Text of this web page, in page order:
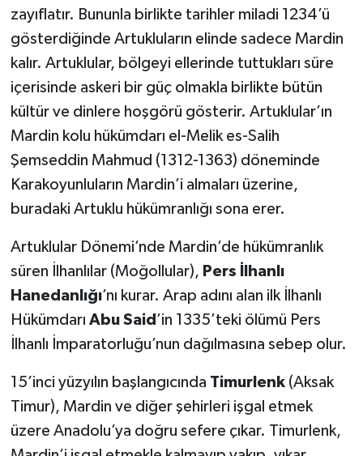
zayıflatır. Bununla birlikte tarihler miladi 1234’ü
gösterdiğinde Artukluların elinde sadece Mardin
kalır. Artuklular, bölgeyi ellerinde tuttukları süre
içerisinde askeri bir güç olmakla birlikte bütün
kültür ve dinlere hoşgörü gösterir. Artuklular’ın
Mardin kolu hükümdarı el-Melik es-Salih
Şemseddin Mahmud (1312-1363) döneminde
Karakoyunluların Mardin’i almaları üzerine,
buradaki Artuklu hükümranlığı sona erer.
Artuklular Dönemi’nde Mardin’de hükümranlık
süren İlhanlılar (Moğollular), Pers İlhanlı
Hanedanlığı’nı kurar. Arap adını alan ilk İlhanlı
Hükümdarı Abu Said ’in 1335’teki ölümü Pers
İlhanlı İmparatorluğu’nun dağılmasına sebep olur.
15’inci yüzyılın başlangıcında Timurlenk(Aksak
Timur), Mardin ve diğer şehirleri işgal etmek
üzere Anadolu’ya doğru sefere çıkar. Timurlenk,